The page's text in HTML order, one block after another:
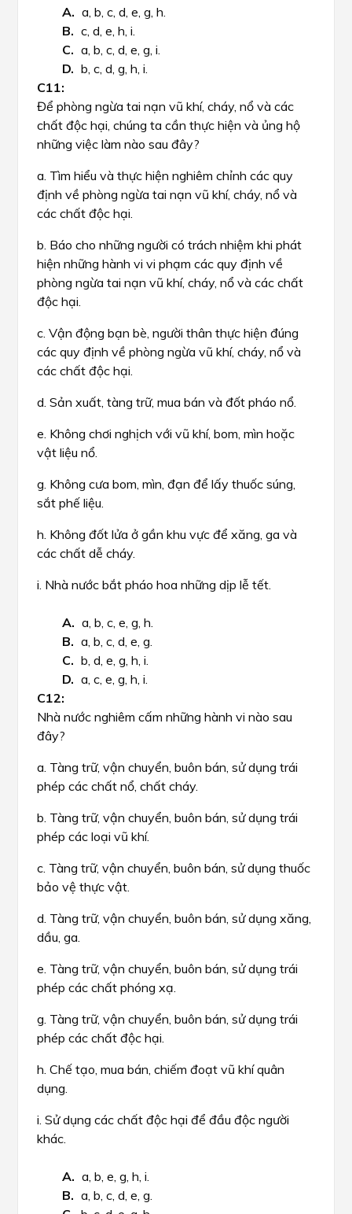
a, b, c, d, e, g, h.
c, d, e, h, i.
a, b, c, d, e, g, i.
b, c, d, g, h, i.
Để phòng ngừa tai nạn vũ khí, cháy, nổ và các
chất độc hại, chúng ta cần thực hiện và ủng hộ
những việc làm nào sau đây?
a. Tìm hiểu và thực hiện nghiêm chỉnh các quy
định về phòng ngừa tai nạn vũ khí, cháy, nổ và
các chất độc hại.
b. Báo cho những người có trách nhiệm khi phát
hiện những hành vi vi phạm các quy định về
phòng ngừa tai nạn vũ khí, cháy, nổ và các chất
độc hại.
c. Vận động bạn bè, người thân thực hiện đúng
các quy định về phòng ngừa vũ khí, cháy, nổ và
các chất độc hại.
d. Sản xuất, tàng trữ, mua bán và đốt pháo nổ.
e. Không chơi nghịch với vũ khí, bom, mìn hoặc
vật liệu nổ.
g. Không cưa bom, mìn, đạn để lấy thuốc súng,
sắt phế liệu.
h. Không đốt lửa ở gần khu vực để xăng, ga và
các chất dễ cháy.
i. Nhà nước bắt pháo hoa những dịp lễ tết.
a, b, c, e, g, h.
a, b, c, d, e, g.
b, d, e, g, h, i.
a, c, e, g, h, i.
Nhà nước nghiêm cấm những hành vi nào sau
đây?
a. Tàng trữ, vận chuyển, buôn bán, sử dụng trái
phép các chất nổ, chất cháy.
b. Tàng trữ, vận chuyển, buôn bán, sử dụng trái
phép các loại vũ khí.
c. Tàng trữ, vận chuyển, buôn bán, sử dụng thuốc
bảo vệ thực vật.
d. Tàng trữ, vận chuyển, buôn bán, sử dụng xăng,
dầu, ga.
e. Tàng trữ, vận chuyển, buôn bán, sử dụng trái
phép các chất phóng xạ.
g. Tàng trữ, vận chuyển, buôn bán, sử dụng trái
phép các chất độc hại.
h. Chế tạo, mua bán, chiếm đoạt vũ khí quân
dụng.
i. Sử dụng các chất độc hại để đầu độc người
khác.
a, b, e, g, h, i.
a, b, c, d, e, g.